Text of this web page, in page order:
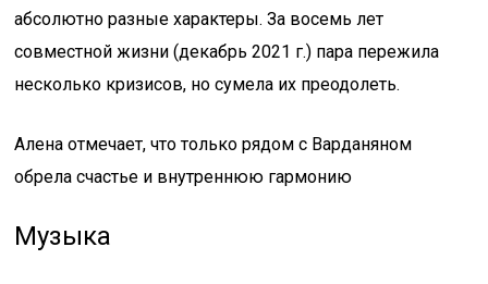
абсолютно разные характеры. За восемь лет
совместной жизни (декабрь 2021 г.) пара пережила
несколько кризисов, но сумела их преодолеть.
Алена отмечает, что только рядом с Варданяном
обрела счастье и внутреннюю гармонию
Музыка